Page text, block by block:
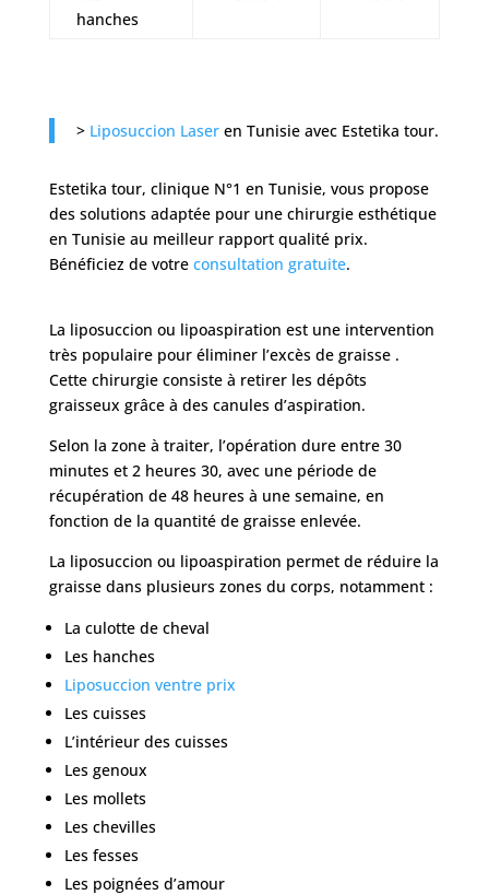
hanches
> Liposuccion Laseren Tunisie avec Estetika tour.
Estetika tour, clinique N°1 en Tunisie, vous propose
des solutions adaptée pour une chirurgie esthétique
en Tunisie au meilleur rapport qualité prix.
Bénéficiez de votre consultation gratuite.
La liposuccion ou lipoaspiration est une intervention
très populaire pour éliminer l’excès de graisse .
Cette chirurgie consiste à retirer les dépôts
graisseux grâce à des canules d’aspiration.
Selon la zone à traiter, l’opération dure entre 30
minutes et 2 heures 30, avec une période de
récupération de 48 heures à une semaine, en
fonction de la quantité de graisse enlevée.
La liposuccion ou lipoaspiration permet de réduire la
graisse dans plusieurs zones du corps, notamment :
La culotte de cheval
Les hanches
Liposuccion ventre prix
Les cuisses
L’intérieur des cuisses
Les genoux
Les mollets
Les chevilles
Les fesses
Les poignées d’amour